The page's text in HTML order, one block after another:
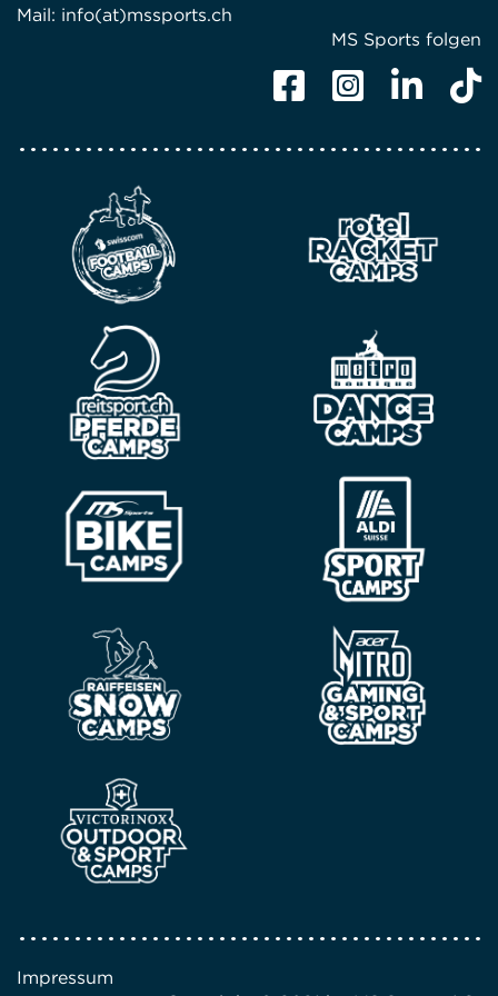
Mail: info(at)mssports.ch
MS Sports folgen
Impressum